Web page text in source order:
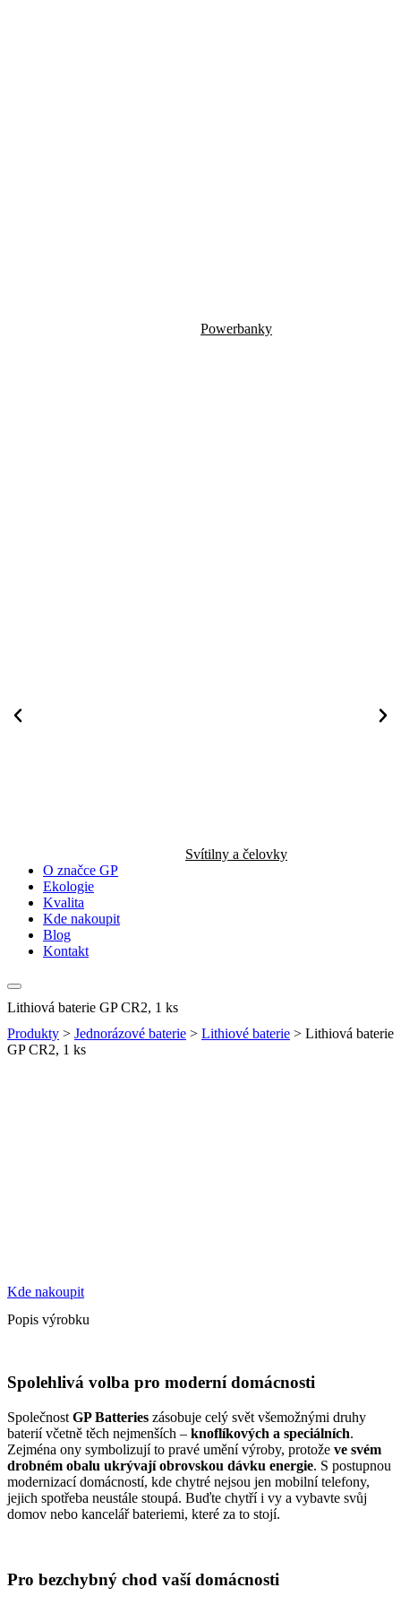
Powerbanky
Svítilny a čelovky
O značce GP
Ekologie
Kvalita
Kde nakoupit
Blog
Kontakt
Lithiová baterie GP CR2, 1 ks
Produkty > Jednorázové baterie > Lithiové baterie > Lithiová baterie
GP CR2, 1 ks
Kde nakoupit
Popis výrobku
Spolehlivá volba pro moderní domácnosti
Společnost GP Batteries zásobuje celý svět všemožnými druhy
baterií včetně těch nejmenších – knoflíkových a speciálních.
Zejména ony symbolizují to pravé umění výroby, protože ve svém
drobném obalu ukrývají obrovskou dávku energie. S postupnou
modernizací domácností, kde chytré nejsou jen mobilní telefony,
jejich spotřeba neustále stoupá. Buďte chytří i vy a vybavte svůj
domov nebo kancelář bateriemi, které za to stojí.
Pro bezchybný chod vaší domácnosti